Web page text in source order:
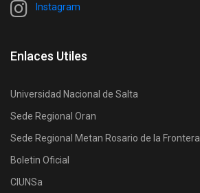
Instagram
Enlaces Utiles
Universidad Nacional de Salta
Sede Regional Oran
Sede Regional Metan Rosario de la Frontera
Boletin Oficial
CIUNSa